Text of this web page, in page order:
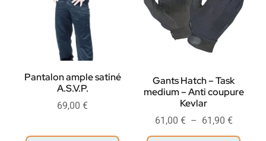
Pantalon ample satiné
A.S.V.P.
69,00 €
Gants Hatch – Task
medium – Anti coupure
Kevlar
61,00 € – 61,90 €